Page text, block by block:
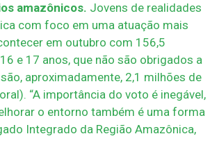
amazônicos. Jovens de realidades
com foco em uma atuação mais
em outubro com 156,5
e 17 anos, que não são obrigados a
aproximadamente, 2,1 milhões de
“A importância do voto é inegável,
o entorno também é uma forma
Integrado da Região Amazônica,